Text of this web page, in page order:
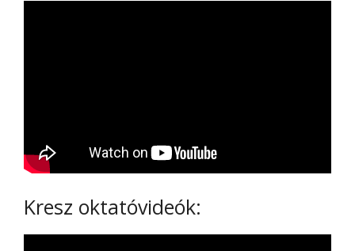
Kresz oktatóvideók: